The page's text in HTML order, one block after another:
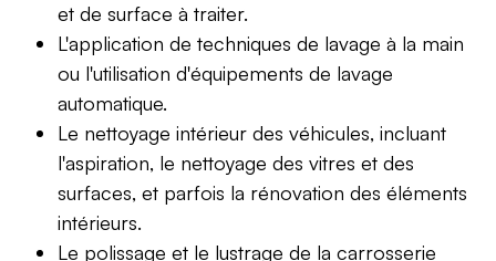
et de surface à traiter.
L'application de techniques de lavage à la main
ou l'utilisation d'équipements de lavage
automatique.
Le nettoyage intérieur des véhicules, incluant
l'aspiration, le nettoyage des vitres et des
surfaces, et parfois la rénovation des éléments
intérieurs.
Le polissage et le lustrage de la carrosserie